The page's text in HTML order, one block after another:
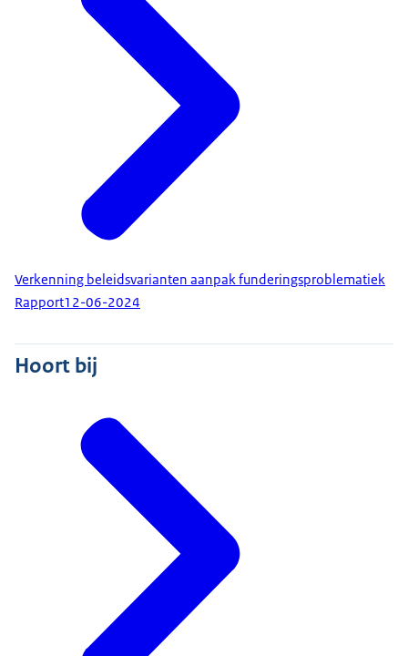
Verkenning beleidsvarianten aanpak funderingsproblematiek
Rapport12-06-2024
Hoort bij